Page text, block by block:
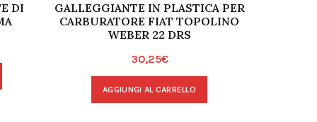
DI
GALLEGGIANTE IN PLASTICA PER
CARBURATORE FIAT TOPOLINO
WEBER 22 DRS
30,25€
AGGIUNGI AL CARRELLO